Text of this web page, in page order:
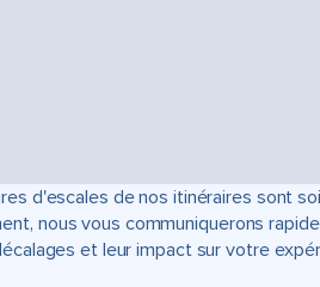
d'escales de nos itinéraires sont
nous vous communiquerons
et leur impact sur votre